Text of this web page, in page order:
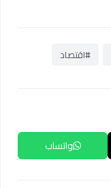
#اقتصاد
واتساب